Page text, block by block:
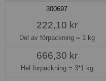
300697
222,10 kr
Del av förpackning = 1 kg
666,30 kr
Hel förpackning = 3*1 kg